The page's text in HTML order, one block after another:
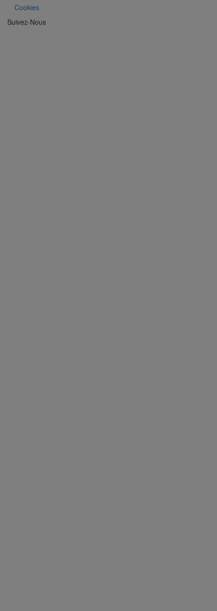
Cookies
Suivez-Nous